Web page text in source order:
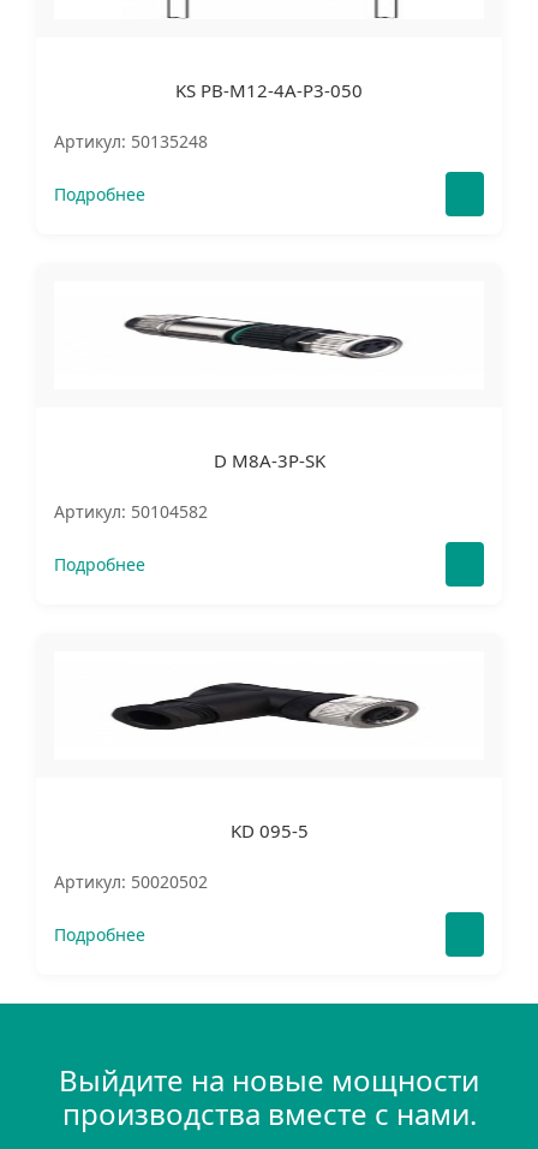
KS PB-M12-4A-P3-050
Артикул: 50135248
Подробнее
D M8A-3P-SK
Артикул: 50104582
Подробнее
KD 095-5
Артикул: 50020502
Подробнее
Выйдите на новые мощности
производства вместе с нами.